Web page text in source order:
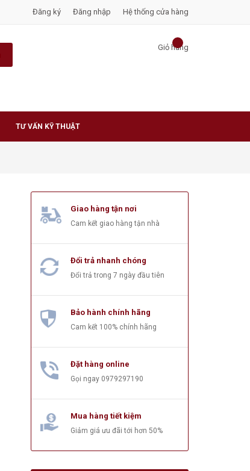
Đăng ký Đăng nhập Hệ thống cửa hàng
Giỏ hàng
TƯ VẤN KỸ THUẬT
Giao hàng tận nơi
Cam kết giao hàng tận nhà
Đổi trả nhanh chóng
Đổi trả trong 7 ngày đầu tiên
Bảo hành chính hãng
Cam kết 100% chính hãng
Đặt hàng online
Gọi ngay 0979297190
Mua hàng tiết kiệm
Giảm giá ưu đãi tới hơn 50%